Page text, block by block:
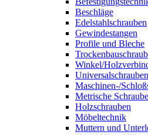
Beschläge
Edelstahlschrauben
Gewindestangen
Profile und Bleche
Winkel/
Universalschrauben
Maschinen-/
Metrische
Holzschrauben
Möbeltechnik
Muttern und